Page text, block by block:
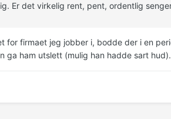
Er det virkelig rent, pent, ordentlig
for firmaet jeg jobber i, bodde der i en
ga ham utslett (mulig han hadde sart hud).